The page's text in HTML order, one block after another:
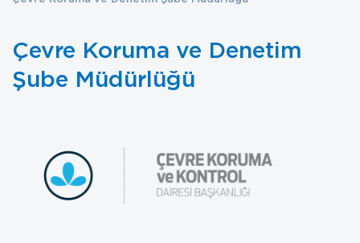
Çevre Koruma ve Denetim
Şube Müdürlüğü